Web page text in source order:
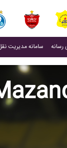
سامانه مدیریت (current)
رسانه